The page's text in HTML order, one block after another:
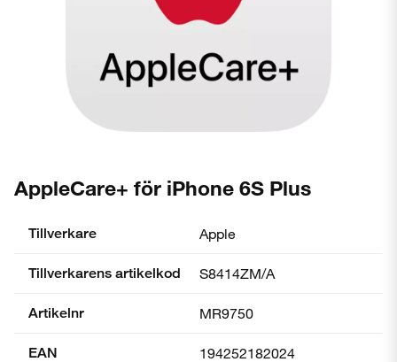
AppleCare+ för iPhone 6S Plus
Tillverkare Apple
Tillverkarens artikelkod S8414ZM/A
Artikelnr MR9750
EAN 194252182024